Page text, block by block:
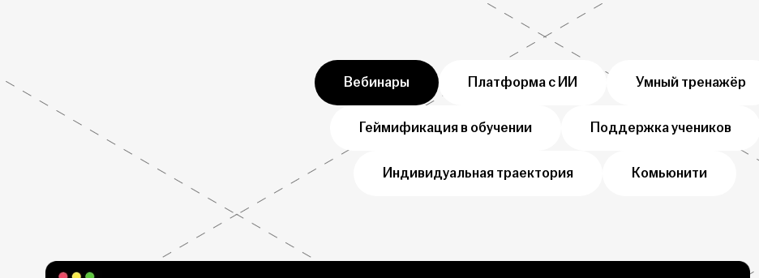
Вебинары Платформа с ИИ Умный тренажёр
Геймификация в обучении Поддержка учеников
Индивидуальная траектория Комьюнити